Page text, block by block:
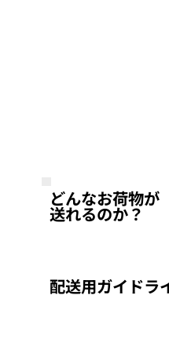
どんなお荷物が
送れるのか？
配送用ガイドラ